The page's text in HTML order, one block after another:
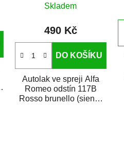
Skladem
490 Kč
DO KOŠÍKU
Autolak ve spreji Alfa
Romeo odstín 117B
Rosso brunello (siena)